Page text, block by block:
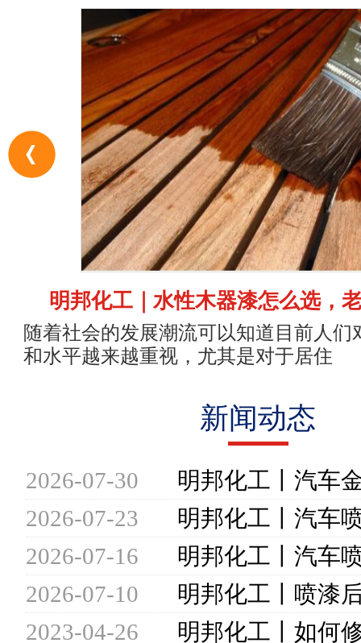
常见问题 联系方式
明邦化工｜水性木器漆怎么选，
随着社会的发展潮流可以知道目前人们
和水平越来越重视，尤其是对于居住
新闻动态
2026-07-30
2026-07-23
2026-07-16
2026-07-10
2023-04-26